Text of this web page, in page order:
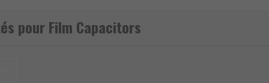
film capacitors in various capacitance,
pour Film Capacitors